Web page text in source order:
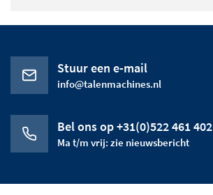
Stuur een e-mail
info@talenmachines.nl
Bel ons op +31(0)522 461 402
Ma t/m vrij: zie nieuwsbericht